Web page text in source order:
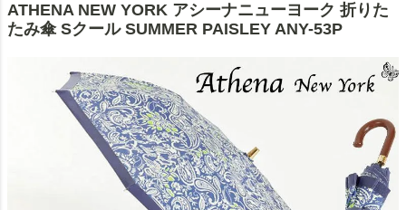
ATHENA NEW YORK アシーナニューヨーク 折りた
たみ傘 Sクール SUMMER PAISLEY ANY-53P